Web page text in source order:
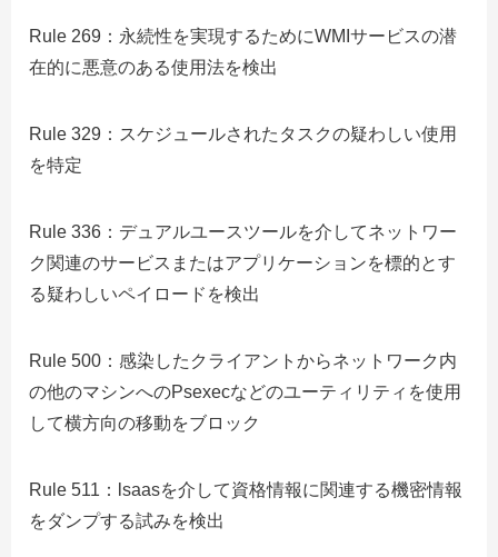
Rule 269：永続性を実現するためにWMIサービスの潜
在的に悪意のある使用法を検出
Rule 329：スケジュールされたタスクの疑わしい使用
を特定
Rule 336：デュアルユースツールを介してネットワー
ク関連のサービスまたはアプリケーションを標的とす
る疑わしいペイロードを検出
Rule 500：感染したクライアントからネットワーク内
の他のマシンへのPsexecなどのユーティリティを使用
して横方向の移動をブロック
Rule 511：lsaasを介して資格情報に関連する機密情報
をダンプする試みを検出